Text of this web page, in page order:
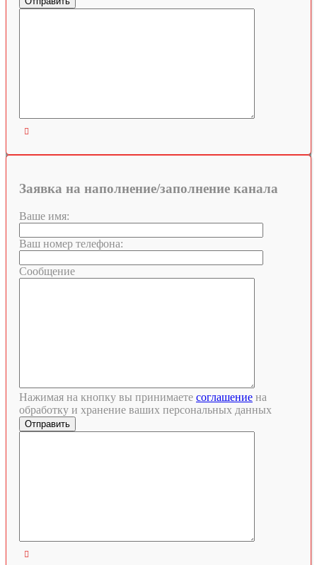

Заявка на наполнение/заполнение канала
Ваше имя:
Ваш номер телефона:
Сообщение
Нажимая на кнопку вы принимаете соглашение на
обработку и хранение ваших персональных данных
